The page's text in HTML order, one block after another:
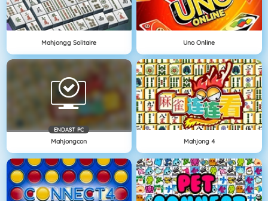
Mahjongg Solitaire Uno Online
ENDAST PC
Mahjongcon Mahjong 4